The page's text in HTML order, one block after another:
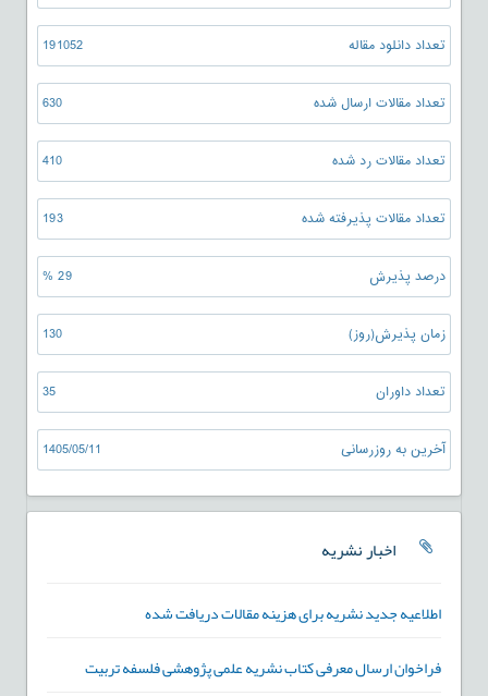
تعداد دانلود مقاله 191052
تعداد مقالات ارسال شده 630
تعداد مقالات رد شده 410
تعداد مقالات پذیرفته شده 193
درصد پذیرش 29 %
زمان پذیرش(روز) 130
تعداد داوران 35
آخرین به روزرسانی 1405/05/11
اخبار نشریه
اطلاعیه جدید نشریه برای هزینه مقالات دریافت شده
فراخوان ارسال معرفی کتاب نشریه علمی پژوهشی فلسفه تربیت